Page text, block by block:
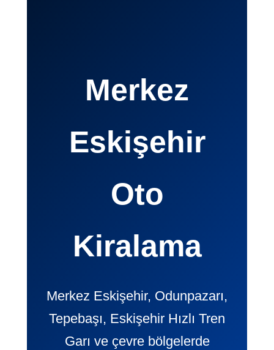
Merkez
Eskişehir
Oto
Kiralama
Merkez Eskişehir, Odunpazarı,
Tepebaşı, Eskişehir Hızlı Tren
Garı ve çevre bölgelerde